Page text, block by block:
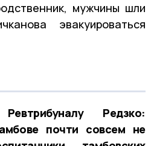
мужчины шли
эвакуироваться
Редзко:
почти совсем не